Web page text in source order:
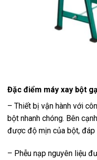
Đặc điểm máy xay bột
– Thiết bị vận hành với
bột nhanh chóng. Bên
được độ mịn của bột, đáp
– Phễu nạp nguyên liệu